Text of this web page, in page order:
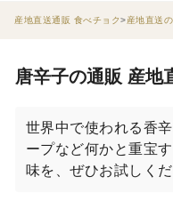
産地直送通販 食べチョク 産地直送
唐辛子の通販 産地
世界中で使われる香
ープなど何かと重宝
味を、ぜひお試しくだ